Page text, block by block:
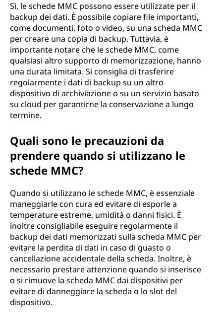
Sì, le schede MMC possono essere utilizzate per il
backup dei dati. È possibile copiare file importanti,
come documenti, foto o video, su una scheda MMC
per creare una copia di backup. Tuttavia, è
importante notare che le schede MMC, come
qualsiasi altro supporto di memorizzazione, hanno
una durata limitata. Si consiglia di trasferire
regolarmente i dati di backup su un altro
dispositivo di archiviazione o su un servizio basato
su cloud per garantirne la conservazione a lungo
termine.
Quali sono le precauzioni da
prendere quando si utilizzano le
schede MMC?
Quando si utilizzano le schede MMC, è essenziale
maneggiarle con cura ed evitare di esporle a
temperature estreme, umidità o danni fisici. È
inoltre consigliabile eseguire regolarmente il
backup dei dati memorizzati sulla scheda MMC per
evitare la perdita di dati in caso di guasto o
cancellazione accidentale della scheda. Inoltre, è
necessario prestare attenzione quando si inserisce
o si rimuove la scheda MMC dai dispositivi per
evitare di danneggiare la scheda o lo slot del
dispositivo.